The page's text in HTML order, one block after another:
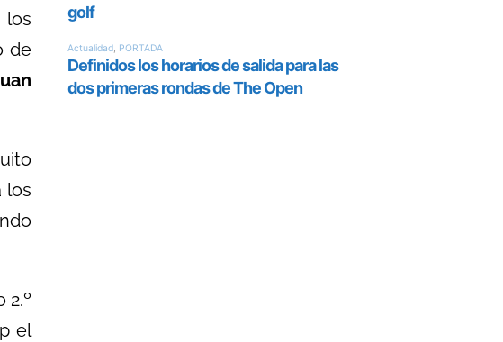
los
de
los
2.º
el